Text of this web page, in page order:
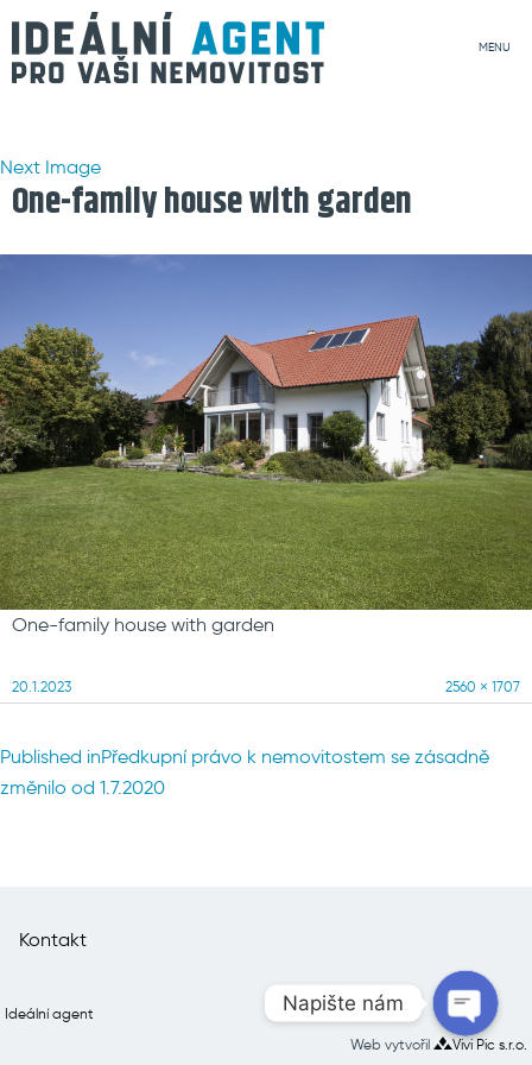
MENU
Next Image
One-family house with garden
One-family house with garden
Posted
20.1.2023
Full
2560 × 1707
Navigace
pro
Published inPředkupní právo k nemovitostem se zásadně
změnilo od 1.7.2020
Kontakt
Ideální agent
Web vytvořil
Vivi Pic s.r.o.
Napište nám
Open